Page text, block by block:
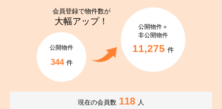
会員登録で物件数が
大幅アップ！
公開物件
344 件
公開物件＋
非公開物件
11,275 件
現在の会員数 118 人